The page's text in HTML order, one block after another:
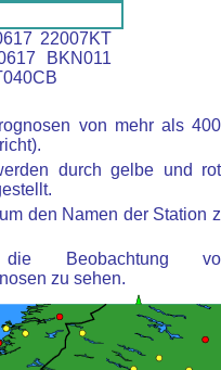
22007KT
BKN011
von mehr als
durch gelbe und
den Namen der Station
Beobachtung
zu sehen.